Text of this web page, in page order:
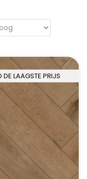
LAAGSTE PRIJS